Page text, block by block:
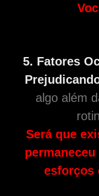
5. Fatores
algo além
Será que
esforços